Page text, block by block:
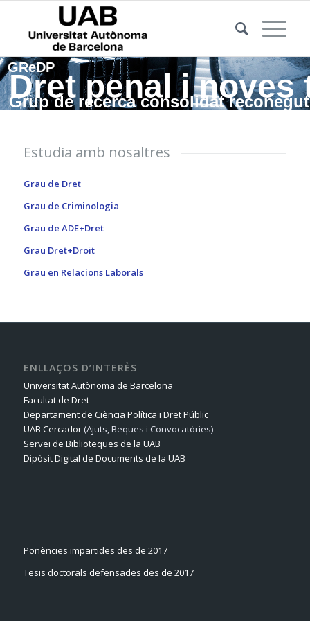
Grup de recerca consolidat
Dret penal i
GReDP
Estudia amb nosaltres
Grau de Dret
Grau de Criminologia
Grau de ADE+Dret
Grau Dret+Droit
Grau en Relacions Laborals
ENLLAÇOS D’INTERÈS
Universitat Autònoma de Barcelona
Facultat de Dret
Departament de Ciència Política i Dret Públic
UAB Cercador(Ajuts, Beques i Convocatòries)
Servei de Biblioteques de la UAB
Dipòsit Digital de Documents de la UAB
Ponències impartides des de 2017
Tesis doctorals defensades des de 2017